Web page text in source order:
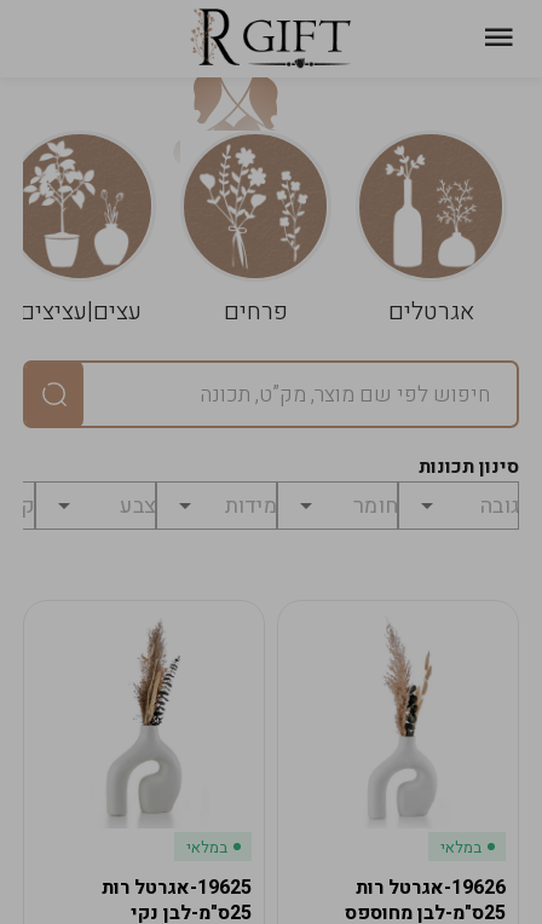
אגרטלים פרחים עצים|עציצים
סינון תכונות
במלאי
19626-אגרטל רות
25ס"מ-לבן מחוספס
במלאי
19625-אגרטל רות
25ס"מ-לבן נקי
עגלת
שלך
ניקוי
הסל
במארז
מחיר
לפני
₪0
לתשלום